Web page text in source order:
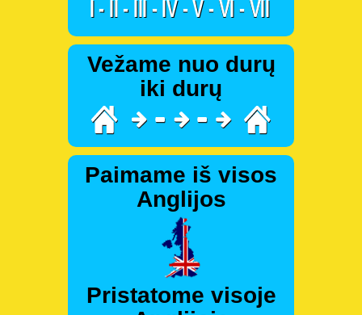
Vežame nuo durų
iki durų
Paimame iš visos
Anglijos
Pristatome visoje